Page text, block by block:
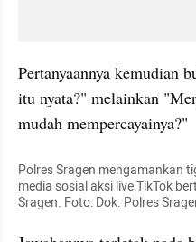
Pertanyaannya kemudian
itu nyata?" melainkan
mudah mempercayainya?"
Polres Sragen mengamankan
media sosial aksi live TikTok
Sragen. Foto: Dok. Polres